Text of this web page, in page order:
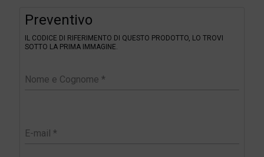
Preventivo
IL CODICE DI RIFERIMENTO DI QUESTO PRODOTTO, LO TROVI
SOTTO LA PRIMA IMMAGINE.